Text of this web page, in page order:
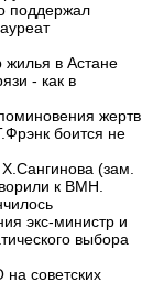
поддержал
в Астане
- как в
жертв
боится не
(зам.
к ВМН.
экс-министр и
выбора
советских